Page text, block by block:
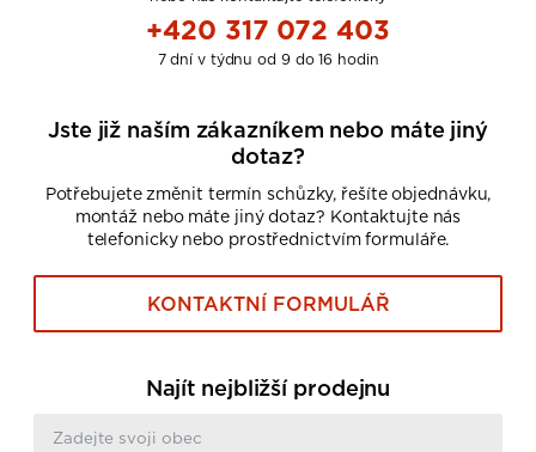
+420 317 072 403
7 dní v týdnu od 9 do 16 hodin
Jste již naším zákazníkem nebo máte jiný
dotaz?
Potřebujete změnit termín schůzky, řešíte objednávku,
montáž nebo máte jiný dotaz? Kontaktujte nás
telefonicky nebo prostřednictvím formuláře.
KONTAKTNÍ FORMULÁŘ
Najít nejbližší prodejnu